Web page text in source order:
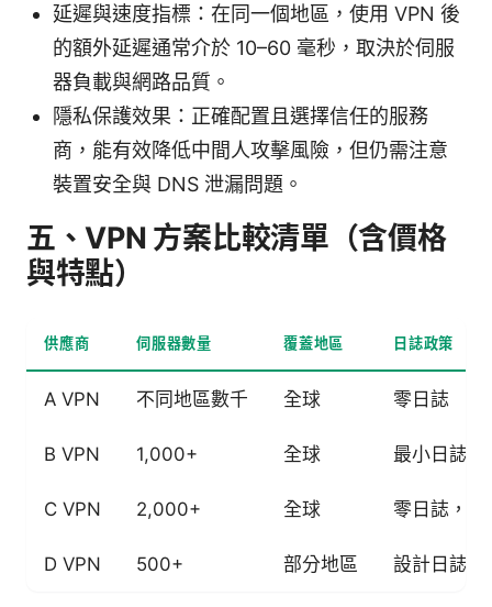
延遲與速度指標：在同一個地區，使用 VPN 後
的額外延遲通常介於 10–60 毫秒，取決於伺服
器負載與網路品質。
隱私保護效果：正確配置且選擇信任的服務
商，能有效降低中間人攻擊風險，但仍需注意
裝置安全與 DNS 泄漏問題。
五、VPN 方案比較清單（含價格
與特點）
供應商 伺服器數量 覆蓋地區 日誌政策
A VPN 不同地區數千 全球 零日誌
B VPN 1,000+ 全球 最小日誌
C VPN 2,000+ 全球 零日誌，法
D VPN 500+ 部分地區 設計日誌保